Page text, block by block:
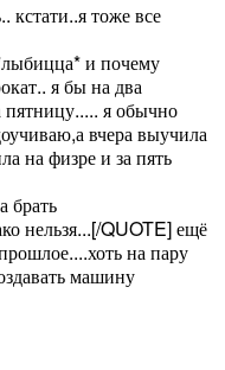
кстати..я тоже все
и почему
я бы на два
пятницу..... я обычно
вчера выучила
на физре и за пять
брать
нельзя...[/QUOTE] ещё
на пару
машину